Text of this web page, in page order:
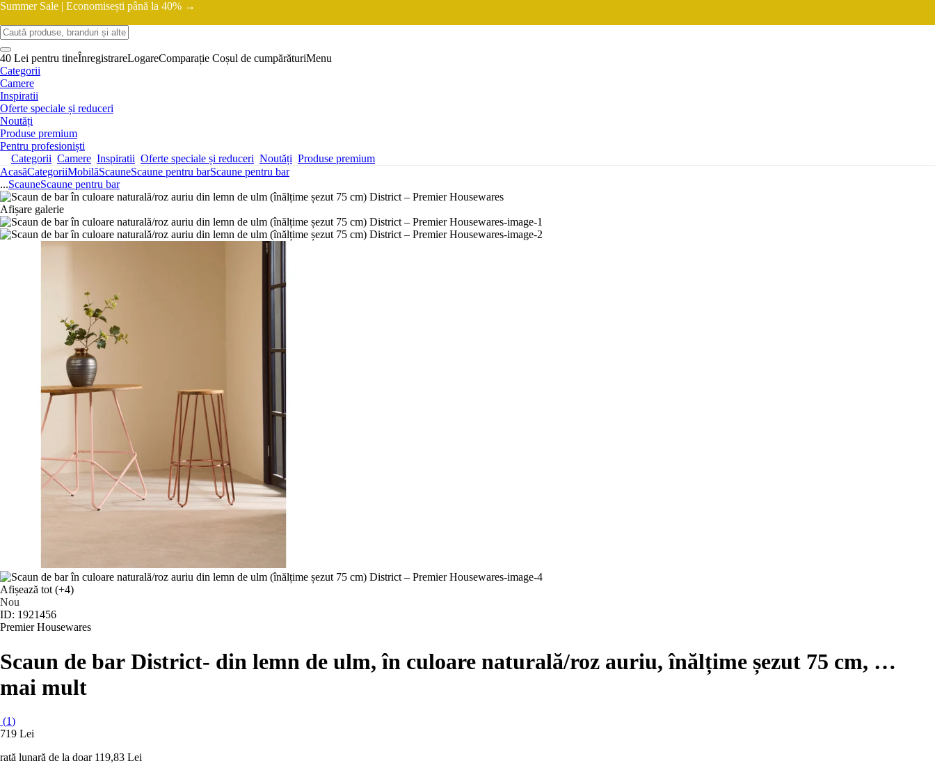
Summer Sale | Economisești până la 40% →
40 Lei pentru tineÎnregistrareLogareComparație Coșul de cumpărăturiMenu
Categorii
Camere
Inspiratii
Oferte speciale și reduceri
Noutăți
Produse premium
Pentru profesioniști
Categorii Camere Inspiratii Oferte speciale și reduceri Noutăți Produse premium
AcasăCategoriiMobilăScauneScaune pentru barScaune pentru bar
...ScauneScaune pentru bar
Afișare galerie
Afișează tot (+4)
Nou
ID: 1921456
Premier Housewares
Scaun de bar District- din lemn de ulm, în culoare naturală/roz auriu, înălțime șezut 75 cm, …
mai mult
(1)
719 Lei
rată lunară de la doar 119,83 Lei